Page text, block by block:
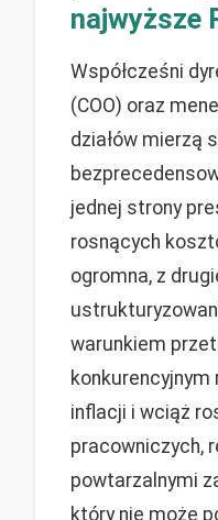
najwyższe
Współcześni
(COO) oraz
działów mierzą
jednej strony
rosnących
ogromna, z
warunkiem
konkurencyjnym
inflacji i wciąż
pracowniczych,
powtarzalnymi
który nie może